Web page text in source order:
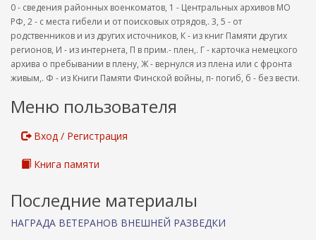
0 - сведения районных военкоматов, 1 - Центральных архивов МО
РФ, 2 - с места гибели и от поисковых отрядов,. 3, 5 - от
родственников и из других источников, К - из книг Памяти других
регионов, И - из интернета, П в прим.- плен,. Г - карточка немецкого
архива о пребывании в плену, Ж - вернулся из плена или с фронта
живым,. Ф - из Книги Памяти Финской войны, п- погиб, б - без вести.
Меню пользователя
Вход / Регистрация
Книга памяти
Последние материалы
НАГРАДА ВЕТЕРАНОВ ВНЕШНЕЙ РАЗВЕДКИ